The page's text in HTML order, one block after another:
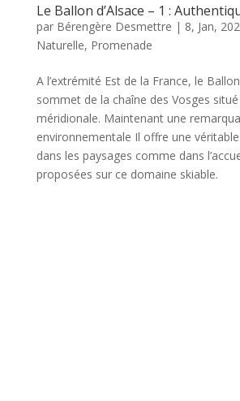
Le Ballon d’Alsace – 1 :
par Bérengère Desmettre | 8, Jan,
Naturelle, Promenade
A l’extrémité Est de la France, le
sommet de la chaîne des Vosges
méridionale. Maintenant une
environnementale Il offre une
dans les paysages comme dans
proposées sur ce domaine skiable.